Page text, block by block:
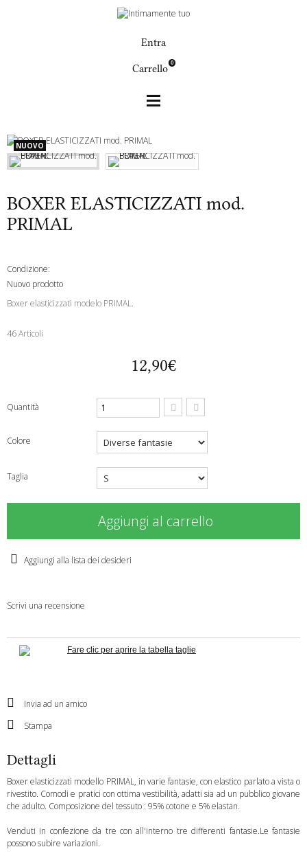
Entra
Carrello 0
Uomo BOXER ELASTICIZZATI mod. PRIMAL
NUOVO
BOXER ELASTICIZZATI mod.
PRIMAL
Condizione:
Nuovo prodotto
Boxer elasticizzati modelo PRIMAL.
46Articoli
12,90€
Quantità
Colore
Taglia
Aggiungi al carrello
Aggiungi alla lista dei desideri
Scrivi una recensione
Fare clic per aprire la tabella taglie
Invia ad un amico
Stampa
Dettagli
Boxer elasticizzati modello PRIMAL, in varie fantasie, con elastico parlato a vista o
rivestito. Comodi e pratici con ottima vestibilità, adatti sia ad un pubblico giovane
che adulto. Composizione del tessuto : 95% cotone e 5% elastan.
Venduti in confezione da tre con all'interno tre differenti fantasie.Le fantasie
possono subire variazioni.